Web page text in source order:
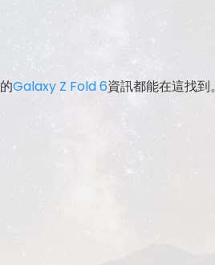
Galaxy Z Fold 6資訊都能在這找到。